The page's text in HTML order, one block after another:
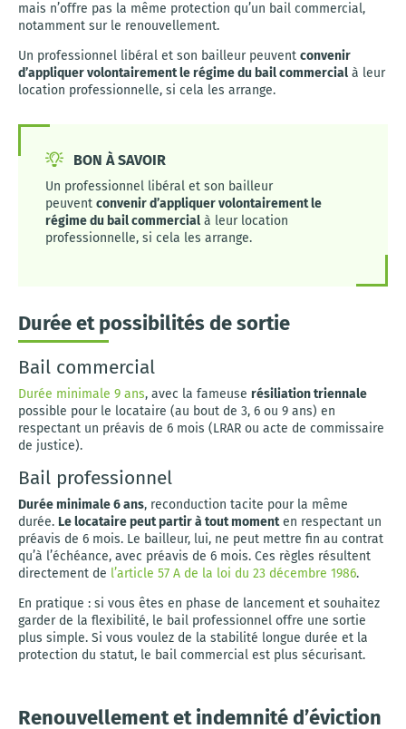
mais n’offre pas la même protection qu’un bail commercial,
notamment sur le renouvellement.
Un professionnel libéral et son bailleur peuvent convenir
d’appliquer volontairement le régime du bail commercial à leur
location professionnelle, si cela les arrange.
BON À SAVOIR
Un professionnel libéral et son bailleur
peuvent convenir d’appliquer volontairement le
régime du bail commercial à leur location
professionnelle, si cela les arrange.
Durée et possibilités de sortie
Bail commercial
Durée minimale 9 ans, avec la fameuse résiliation triennale
possible pour le locataire (au bout de 3, 6 ou 9 ans) en
respectant un préavis de 6 mois (LRAR ou acte de commissaire
de justice).
Bail professionnel
Durée minimale 6 ans, reconduction tacite pour la même
durée. Le locataire peut partir à tout momenten respectant un
préavis de 6 mois. Le bailleur, lui, ne peut mettre fin au contrat
qu’à l’échéance, avec préavis de 6 mois. Ces règles résultent
directement de l’article 57 A de la loi du 23 décembre 1986.
En pratique : si vous êtes en phase de lancement et souhaitez
garder de la flexibilité, le bail professionnel offre une sortie
plus simple. Si vous voulez de la stabilité longue durée et la
protection du statut, le bail commercial est plus sécurisant.
Renouvellement et indemnité d’éviction